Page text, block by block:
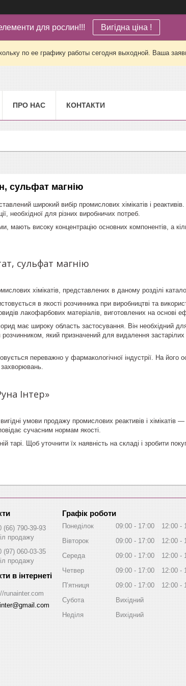
для рослин!!! Вигідна ціна !
по ее графику работы сегодня выходной. Ваша
ПРО НАС КОНТАКТИ
сульфат магнію
широкий вибір промислових хімікатів і
необхідної для різних виробничих потреб.
мають високу концентрацію основних компонентів, а
сульфат магнію
хімікатів, представлених в даному розділі
в якості розчинника при виробництві та
лакофарбових матеріалів, виготовлених на
має широку область застосування. Він необхідний
розчинником, який призначений для видалення
переважно у фармакологічної індустрії. На його
Інтер»
умови продажу промислових реактивів і
сучасним нормам якості.
тарі. Щоб уточнити їх наявність на складі і зробити
(66) 790-39-93
продажу
(97) 060-03-35
продажу
runainter.com
Графік роботи
Понеділок 09:00 17:00 12:00
Вівторок
09:00 17:00 12:00
Середа
09:00 17:00 12:00
Четвер
09:00 17:00 12:00
Пʼятниця
09:00 17:00 12:00
Субота
Вихідний
Неділя
Вихідний